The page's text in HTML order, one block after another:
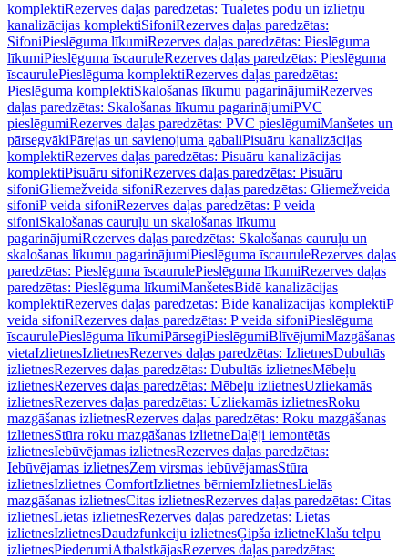
komplektiRezerves daļas paredzētas: Tualetes podu un izlietņu
kanalizācijas komplektiSifoniRezerves daļas paredzētas:
SifoniPieslēguma līkumiRezerves daļas paredzētas: Pieslēguma
līkumiPieslēguma īscauruleRezerves daļas paredzētas: Pieslēguma
īscaurulePieslēguma komplektiRezerves daļas paredzētas:
Pieslēguma komplektiSkalošanas līkumu pagarinājumiRezerves
daļas paredzētas: Skalošanas līkumu pagarinājumiPVC
pieslēgumiRezerves daļas paredzētas: PVC pieslēgumiManšetes un
pārsegvākiPārejas un savienojuma gabaliPisuāru kanalizācijas
komplektiRezerves daļas paredzētas: Pisuāru kanalizācijas
komplektiPisuāru sifoniRezerves daļas paredzētas: Pisuāru
sifoniGliemežveida sifoniRezerves daļas paredzētas: Gliemežveida
sifoniP veida sifoniRezerves daļas paredzētas: P veida
sifoniSkalošanas cauruļu un skalošanas līkumu
pagarinājumiRezerves daļas paredzētas: Skalošanas cauruļu un
skalošanas līkumu pagarinājumiPieslēguma īscauruleRezerves daļas
paredzētas: Pieslēguma īscaurulePieslēguma līkumiRezerves daļas
paredzētas: Pieslēguma līkumiManšetesBidē kanalizācijas
komplektiRezerves daļas paredzētas: Bidē kanalizācijas komplektiP
veida sifoniRezerves daļas paredzētas: P veida sifoniPieslēguma
īscaurulePieslēguma līkumiPārsegiPieslēgumiBlīvējumiMazgāšanas
vietaIzlietnesIzlietnesRezerves daļas paredzētas: IzlietnesDubultās
izlietnesRezerves daļas paredzētas: Dubultās izlietnesMēbeļu
izlietnesRezerves daļas paredzētas: Mēbeļu izlietnesUzliekamās
izlietnesRezerves daļas paredzētas: Uzliekamās izlietnesRoku
mazgāšanas izlietnesRezerves daļas paredzētas: Roku mazgāšanas
izlietnesStūra roku mazgāšanas izlietneDaļēji iemontētās
izlietnesIebūvējamas izlietnesRezerves daļas paredzētas:
Iebūvējamas izlietnesZem virsmas iebūvējamasStūra
izlietnesIzlietnes ComfortIzlietnes bērniemIzlietnesLielās
mazgāšanas izlietnesCitas izlietnesRezerves daļas paredzētas: Citas
izlietnesLietās izlietnesRezerves daļas paredzētas: Lietās
izlietnesIzlietnesDaudzfunkciju izlietnesĢipša izlietneKlašu telpu
izlietnesPiederumiAtbalstkājasRezerves daļas paredzētas: